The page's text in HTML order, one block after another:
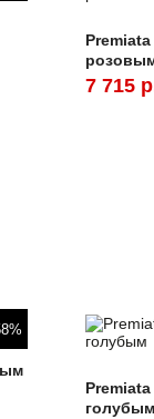
7 715
голубым